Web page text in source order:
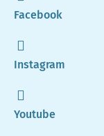
Facebook
Instagram
Youtube